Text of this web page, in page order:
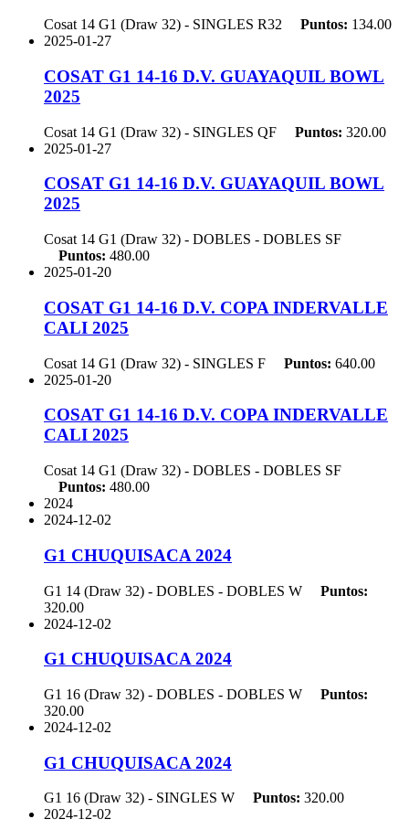
Cosat 14 G1 (Draw 32) - SINGLES R32 Puntos: 134.00
2025-01-27
COSAT G1 14-16 D.V. GUAYAQUIL BOWL
2025
Cosat 14 G1 (Draw 32) - SINGLES QF Puntos: 320.00
2025-01-27
COSAT G1 14-16 D.V. GUAYAQUIL BOWL
2025
Cosat 14 G1 (Draw 32) - DOBLES - DOBLES SF
Puntos: 480.00
2025-01-20
COSAT G1 14-16 D.V. COPA INDERVALLE
CALI 2025
Cosat 14 G1 (Draw 32) - SINGLES F Puntos: 640.00
2025-01-20
COSAT G1 14-16 D.V. COPA INDERVALLE
CALI 2025
Cosat 14 G1 (Draw 32) - DOBLES - DOBLES SF
Puntos: 480.00
2024
2024-12-02
G1 CHUQUISACA 2024
G1 14 (Draw 32) - DOBLES - DOBLES W
Puntos:
320.00
2024-12-02
G1 CHUQUISACA 2024
G1 16 (Draw 32) - DOBLES - DOBLES W
Puntos:
320.00
2024-12-02
G1 CHUQUISACA 2024
G1 16 (Draw 32) - SINGLES W Puntos: 320.00
2024-12-02